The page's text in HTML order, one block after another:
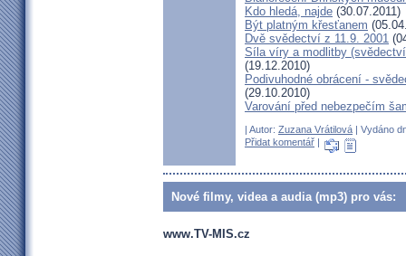
Kdo hledá, najde (30.07.2011)
Být platným křesťanem
Dvě svědectví z 11.9. 2001
Síla víry a modlitby
(19.12.2010)
Podivuhodné obrácení -
(29.10.2010)
Varování před nebezpečím
| Autor: Zuzana Vrátilová | Vydáno
Přidat komentář |
Nové filmy, videa a audia (mp3) pro vás:
www.TV-MIS.cz